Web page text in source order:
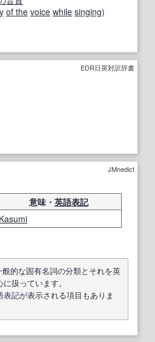
of the voice while singing)
EDR日英対訳辞書
JMnedict
意味・ 英語表記
Kasumi
的な固有名詞の分類とそれを英
扱っています。
記が表示される項目もありま